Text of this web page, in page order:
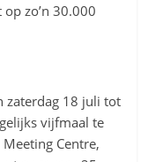
zo’n 30.000
zaterdag 18 juli tot
vijfmaal te
Centre,